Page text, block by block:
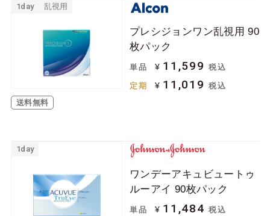
1day 乱視用
送料無料
プレシジョンワン乱視用 90
枚パック
単品 ¥ 11,599 税込
定期 ¥ 11,019 税込
1day
ワンデーアキュビュートゥ
ルーアイ 90枚パック
単品 ¥ 11,484 税込